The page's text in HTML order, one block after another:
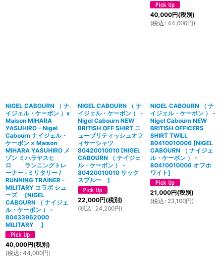
40,000円(税別)
(税込 : 44,000円)
NIGEL CABOURN （ ナ
イジェル・ケーボン ）x
Maison MIHARA
YASUHIRO - Nigel
Cabourn ナイジェル・
ケーボン × Maison
MIHARA YASUHIRO メ
ゾン ミハラヤスヒ
ロ ランニングトレ
ーナー -ミリタリー /
RUNNING TRAINER -
MILITARY コラボ シュ
ーズ
[NIGEL
CABOURN （ ナイジェ
ル・ケーボン ） -
80433962000
MILITARY ]
40,000円(税別)
(税込 : 44,000円)
NIGEL CABOURN （ ナ
イジェル・ケーボン ） -
Nigel Cabourn NEW
BRITISH OFF SHIRT ニ
ューブリティッシュオフ
ィサーシャツ
80420010010 [NIGEL
CABOURN （ ナイジェ
ル・ケーボン ） -
80420010010 サック
スブルー ]
22,000円(税別)
(税込 : 24,200円)
NIGEL CABOURN （ ナ
イジェル・ケーボン ） -
Nigel Cabourn NEW
BRITISH OFFICERS
SHIRT TWILL
80410010006 [NIGEL
CABOURN （ ナイジェ
ル・ケーボン ） -
80410010006 オフホ
ワイト]
21,000円(税別)
(税込 : 23,100円)